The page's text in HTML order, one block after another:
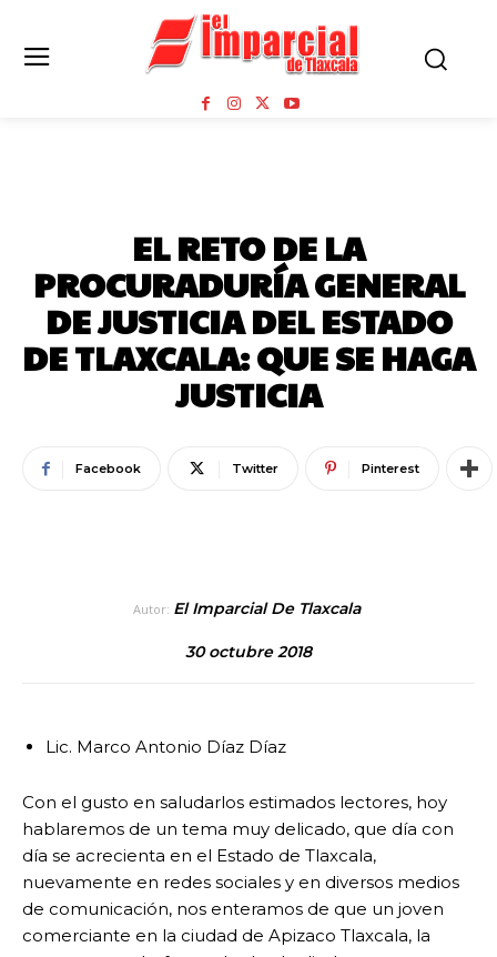
EL RETO DE LA
PROCURADURÍA GENERAL
DE JUSTICIA DEL ESTADO
DE TLAXCALA: QUE SE HAGA
JUSTICIA
Facebook Twitter Pinterest
Autor: El Imparcial De Tlaxcala
30 octubre 2018
Lic. Marco Antonio Díaz Díaz
Con el gusto en saludarlos estimados lectores, hoy
hablaremos de un tema muy delicado, que día con
día se acrecienta en el Estado de Tlaxcala,
nuevamente en redes sociales y en diversos medios
de comunicación, nos enteramos de que un joven
comerciante en la ciudad de Apizaco Tlaxcala, la